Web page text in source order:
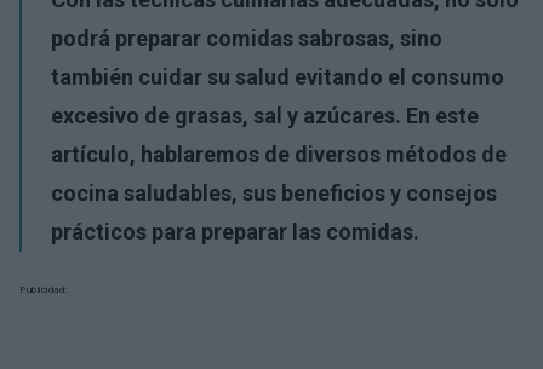
podrá preparar comidas sabrosas, sino
también cuidar su salud evitando el consumo
excesivo de grasas, sal y azúcares. En este
artículo, hablaremos de diversos métodos de
cocina saludables, sus beneficios y consejos
prácticos para preparar las comidas.
Publicidad: